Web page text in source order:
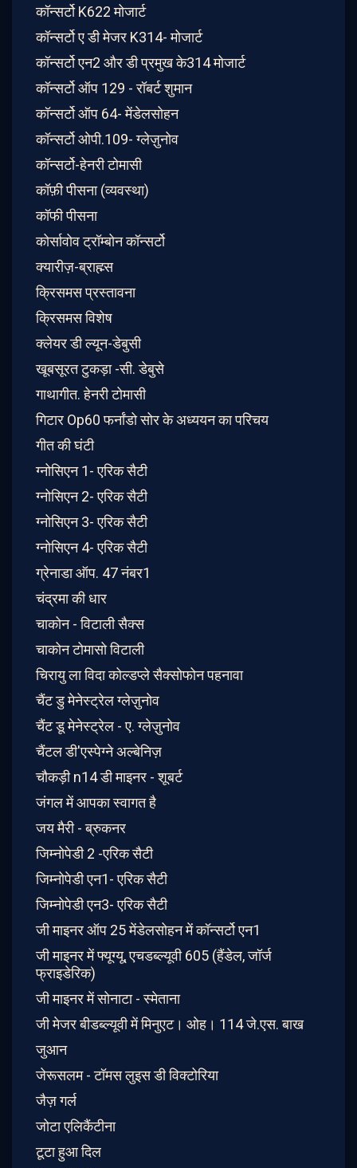
कॉन्सर्टो K622 मोजार्ट
कॉन्सर्टो ए डी मेजर K314- मोजार्ट
कॉन्सर्टो एन2 और डी प्रमुख के314 मोजार्ट
कॉन्सर्टो ऑप 129 - रॉबर्ट शुमान
कॉन्सर्टो ऑप 64- मेंडेलसोहन
कॉन्सर्टो ओपी.109- ग्लेज़ुनोव
कॉन्सर्टो-हेनरी टोमासी
कॉफ़ी पीसना (व्यवस्था)
कॉफी पीसना
कोर्सावोव ट्रॉम्बोन कॉन्सर्टो
क्यारीज़-ब्राह्म्स
क्रिसमस प्रस्तावना
क्रिसमस विशेष
क्लेयर डी ल्यून-डेबुसी
खूबसूरत टुकड़ा -सी. डेबुसे
गाथागीत. हेनरी टोमासी
गिटार Op60 फर्नांडो सोर के अध्ययन का परिचय
गीत की घंटी
ग्नोसिएन 1- एरिक सैटी
ग्नोसिएन 2- एरिक सैटी
ग्नोसिएन 3- एरिक सैटी
ग्नोसिएन 4- एरिक सैटी
ग्रेनाडा ऑप. 47 नंबर1
चंद्रमा की धार
चाकोन - विटाली सैक्स
चाकोन टोमासो विटाली
चिरायु ला विदा कोल्डप्ले सैक्सोफोन पहनावा
चैंट डु मेनेस्ट्रेल ग्लेज़ुनोव
चैंट डू मेनेस्ट्रेल - ए. ग्लेज़ुनोव
चैंटल डी'एस्पेग्ने अल्बेनिज़
चौकड़ी n14 डी माइनर - शूबर्ट
जंगल में आपका स्वागत है
जय मैरी - ब्रुकनर
जिम्नोपेडी 2 -एरिक सैटी
जिम्नोपेडी एन1- एरिक सैटी
जिम्नोपेडी एन3- एरिक सैटी
जी माइनर ऑप 25 मेंडेलसोहन में कॉन्सर्टो एन1
जी माइनर में फ्यूग्यू, एचडब्ल्यूवी 605 (हैंडेल, जॉर्ज
फ्राइडेरिक)
जी माइनर में सोनाटा - स्मेताना
जी मेजर बीडब्ल्यूवी में मिनुएट। ओह। 114 जे.एस. बाख
जुआन
जेरूसलम - टॉमस लुइस डी विक्टोरिया
जैज़ गर्ल
जोटा एलिकैंटीना
टूटा हुआ दिल